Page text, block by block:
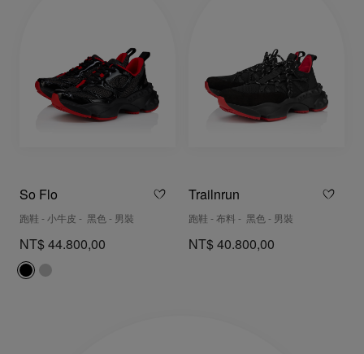
So Flo
跑鞋 - 小牛皮 - 黑色 - 男裝
NT$ 44.800,00
Trailnrun
跑鞋 - 布料 - 黑色 - 男裝
NT$ 40.800,00